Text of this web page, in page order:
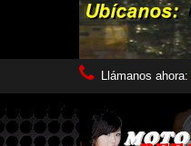
Llámanos ahora: